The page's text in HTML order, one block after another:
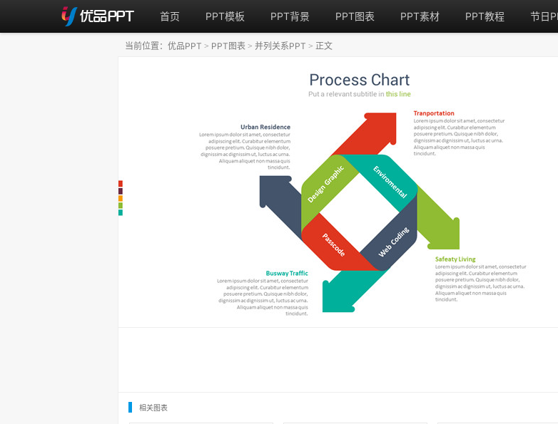
首页 PPT模板 PPT背景 PPT图表 PPT素材 PPT教程 节日
当前位置： 优品PPT > PPT图表 > 并列关系PPT > 正文
相关图表